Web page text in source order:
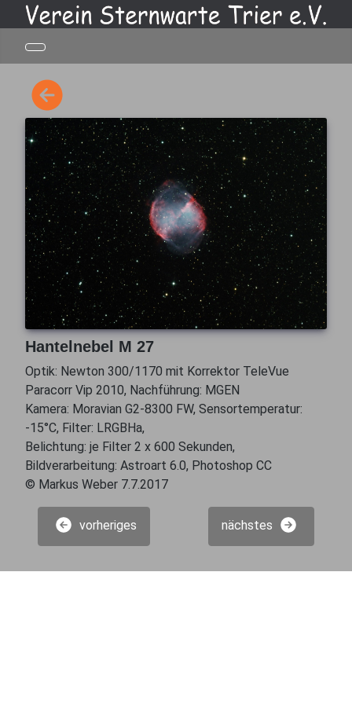
Hantelnebel M 27
Optik: Newton 300/1170 mit Korrektor TeleVue
Paracorr Vip 2010, Nachführung: MGEN
Kamera: Moravian G2-8300 FW, Sensortemperatur:
-15°C, Filter: LRGBHa,
Belichtung: je Filter 2 x 600 Sekunden,
Bildverarbeitung: Astroart 6.0, Photoshop CC
© Markus Weber 7.7.2017
vorheriges nächstes